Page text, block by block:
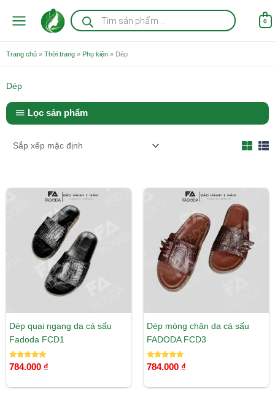
Tìm
kiếm
sản
0
Trang chủ » Thời trang » Phụ kiện » Dép
Dép
Lọc sản phẩm
Dép quai ngang da cá sấu
Fadoda FCD1
Được xếp
hạng
784.000 ₫
Dép móng chân da cá sấu
FADODA FCD3
Được xếp
hạng
784.000 ₫